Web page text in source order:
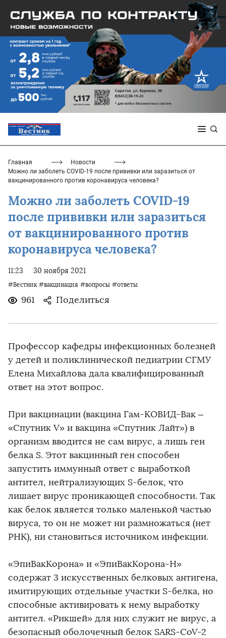
Главная
Новости
Можно ли заболеть COVID-19 после прививки или заразиться от
вакцинированного против коронавируса человека?
Можно ли заболеть COVID-19
после прививки или заразиться
от вакцинированного против
коронавируса человека?
11:23 30 ноября 2021
#Вестник #вакцинация #вопросы #ответы
961 Поделиться
Профессор кафедры инфекционных болезней
у детей и поликлинической педиатрии СГМУ
Елена Михайлова дала квалифицированный
ответ на этот вопрос.
При вакцинации (вакцина Гам-КОВИД-Вак –
«Спутник V» и вакцина «Спутник Лайт») в
организм вводится не сам вирус, а лишь ген
белка S. Этот вакцинный ген способен
запустить иммунный ответ с выработкой
антител, нейтрализующих S-белок, что
лишает вирус проникающей способности. Так
как белок является только маленькой частью
вируса, то он не может ни размножаться (нет
РНК), ни становиться источником инфекции.
«ЭпиВакКорона» и «ЭпиВакКорона-Н»
содержат 3 искусственных белковых антигена,
имитирующих отдельные участки S-белка, но
способные активировать к нему выработку
антител. «Рикшей» для них служит не вирус, а
безопасный оболочечный белок SARS-CoV-2